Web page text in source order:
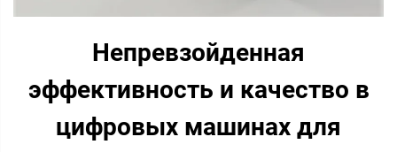
Непревзойденная
эффективность и качество в
цифровых машинах для